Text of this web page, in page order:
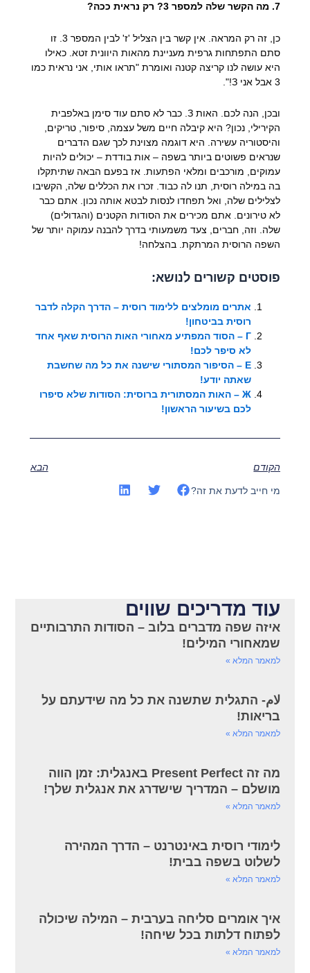
7. מה הקשר שלה למספר 3? רק נראית ככה?
כן, זה רק המראה. אין קשר בין הצליל 'ז' לבין המספר 3. זו
סתם התפתחות גרפית מעניינת מהאות היוונית זטא. כאילו
היא עושה לנו קריצה קטנה ואומרת "תראו אותי, אני נראית כמו
3 אבל אני З!".
ובכן, הנה לכם. האות З. כבר לא סתם עוד סימן באלפבית
הקירילי, נכון? היא קיבלה חיים משל עצמה, סיפור, טריקים,
והיסטוריה עשירה. היא דוגמה מצוינת לכך שגם הדברים
שנראים פשוטים ביותר בשפה – אות בודדת – יכולים להיות
עמוקים, מורכבים ומלאי הפתעות. אז בפעם הבאה שתיתקלו
בה במילה רוסית, תנו לה כבוד. זכרו את הכללים שלה, הקשיבו
לצלילים שלה, ואל תפחדו לנסות לבטא אותה נכון. אתם כבר
לא טירונים. אתם מכירים את הסודות הקטנים (והגדולים)
שלה. וזה, חברים, צעד משמעותי בדרך להבנה עמוקה יותר של
השפה הרוסית המרתקת. בהצלחה!
פוסטים קשורים לנושא:
אתרים מומלצים ללימוד רוסית – הדרך הקלה לדבר
רוסית בביטחון!
Г – הסוד המפתיע מאחורי האות הרוסית שאף אחד
לא סיפר לכם!
Е – הסיפור המסתורי שישנה את כל מה שחשבת
שאתה יודע!
Ж – האות המסתורית ברוסית: הסודות שלא סיפרו
לכם בשיעור הראשון!
הקודם הבא
מי חייב לדעת את זה?
עוד מדריכים שווים
איזה שפה מדברים בלוב – הסודות התרבותיים
שמאחורי המילים!
למאמר המלא »
لام- התגלית שתשנה את כל מה שידעתם על
בריאות!
למאמר המלא »
מה זה Present Perfect באנגלית: זמן הווה
מושלם – המדריך שישדרג את אנגלית שלך!
למאמר המלא »
לימודי רוסית באינטרנט – הדרך המהירה
לשלוט בשפה בבית!
למאמר המלא »
איך אומרים סליחה בערבית – המילה שיכולה
לפתוח דלתות בכל שיחה!
למאמר המלא »